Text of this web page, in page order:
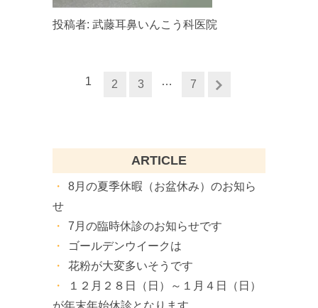
投稿者: 武藤耳鼻いんこう科医院
1 2 3 … 7
ARTICLE
8月の夏季休暇（お盆休み）のお知ら
せ
7月の臨時休診のお知らせです
ゴールデンウイークは
花粉が大変多いそうです
１２月２８日（日）～１月４日（日）
が年末年始休診となります